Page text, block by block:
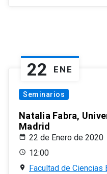
22 ENE
Seminarios
Natalia Fabra,
Madrid
22 de Enero de 2020
12:00
Facultad de Ciencias